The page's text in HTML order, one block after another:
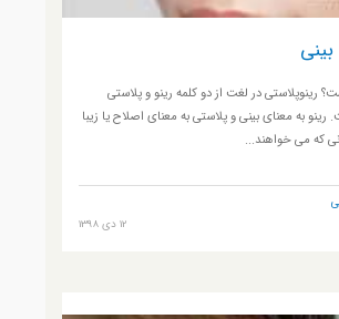
بینی
رینوپلاستی در لغت از دو کلمه رینو و پلاستی
به معنای بینی و پلاستی به معنای اصلاح یا زیبا
که می خواهند...
12 دی 1398